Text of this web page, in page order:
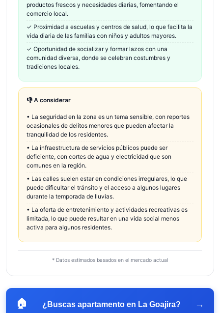
productos frescos y necesidades diarias, fomentando el
comercio local.
✓ Proximidad a escuelas y centros de salud, lo que facilita la
vida diaria de las familias con niños y adultos mayores.
✓ Oportunidad de socializar y formar lazos con una
comunidad diversa, donde se celebran costumbres y
tradiciones locales.
👎 A considerar
• La seguridad en la zona es un tema sensible, con reportes
ocasionales de delitos menores que pueden afectar la
tranquilidad de los residentes.
• La infraestructura de servicios públicos puede ser
deficiente, con cortes de agua y electricidad que son
comunes en la región.
• Las calles suelen estar en condiciones irregulares, lo que
puede dificultar el tránsito y el acceso a algunos lugares
durante la temporada de lluvias.
• La oferta de entretenimiento y actividades recreativas es
limitada, lo que puede resultar en una vida social menos
activa para algunos residentes.
* Datos estimados basados en el mercado actual
🏠 ¿Buscas apartamento en La Goajira? →